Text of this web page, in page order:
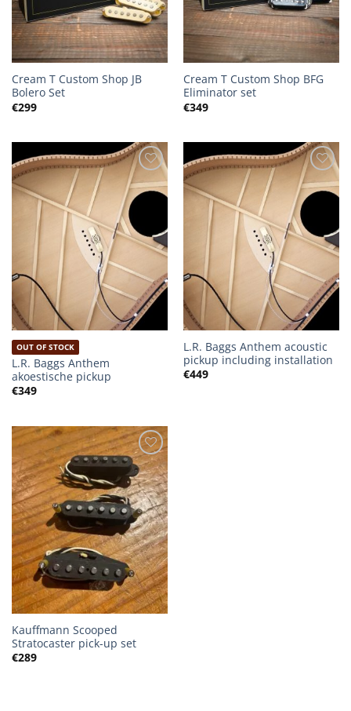
Cream T Custom Shop JB
Bolero Set
€299
Cream T Custom Shop BFG
Eliminator set
€349
OUT OF STOCK
L.R. Baggs Anthem
akoestische pickup
€349
L.R. Baggs Anthem acoustic
pickup including installation
€449
Kauffmann Scooped
Stratocaster pick-up set
€289